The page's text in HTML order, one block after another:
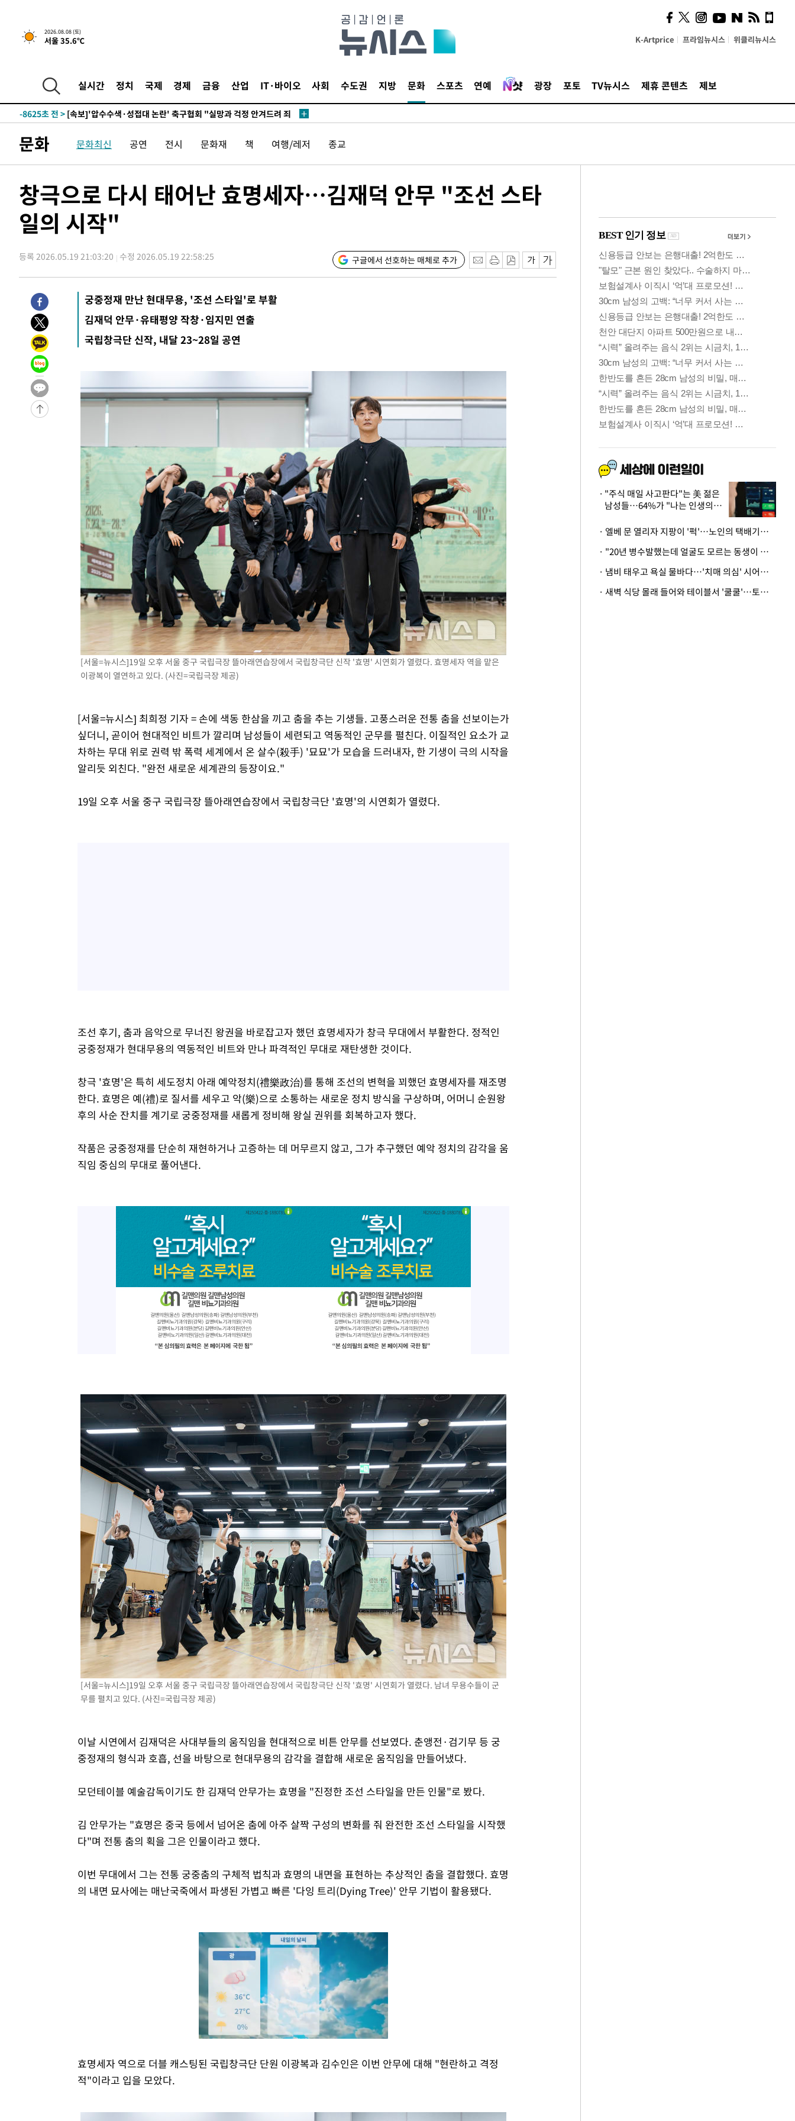
2026.08.08 (토)
서울 35.6℃ K-Artprice 프라임뉴시스 위클리뉴시스
실시간 정치 국제 경제 금융 산업 IT·바이오 사회 수도권 지방 문화 스포츠 연예 광장 포토 TV뉴시스 제휴 콘텐츠 제보
-19953초 전 >선재도서 해루질 나섰다 실종 60대, 닷새 만에 숨진 채 발견
-17487초 전 >남자 농구, 나고야 아시안게임서 '홈팀' 일본과 한일전
-13090초 전 >
극한폭염 한풀 꺾이지만…'낮 최고 35도' 무더위, 열대야 계속[다음
주 날씨]
-10108초 전 >
-8625초 전 > [속보]'압수수색·성접대 논란' 축구협회 "실망과 걱정 안겨드려 죄
2시간 전 >
[속보]뉴욕증시 상승 마감…S&P 0.6% 나스닥 1.3%↑
-32211초 전 >온열질환 사망자 3명 늘어…누적 환자 3000명 돌파
-22263초 전 >백운산서 80년근 천종산삼 9뿌리 발견…감정가 1.3억원
-19973초 전 >
선재도서 해루질 나섰다 실종 60대, 닷새 만에 숨진 채 발견
-17507초 전 >남자 농구, 나고야 아시안게임서 '홈팀' 일본과 한일전
-13110초 전 >극한폭염 한풀 꺾이지만…'낮 최고 35도' 무더위, 열대야 계속[다음
주 날씨]
-10128초 전 >축구협회 "압수수색·성접대 논란 사과…쇄신의 기회로 삼겠다"
-8645초 전 >
[속보]'압수수색·성접대 논란' 축구협회 "실망과 걱정 안겨드려 죄
45분 전 >
'최고 37도' 폭염 지속…강원동해안 최대 150㎜ 비
2시간 전 >
문화 문화최신 공연 전시 문화재 책 여행/레저 종교
창극으로 다시 태어난 효명세자…김재덕 안무 "조선 스타
일의 시작"
등록 2026.05.19 21:03:20 수정 2026.05.19 22:58:25 구글에서 선호하는 매체로 추가
궁중정재 만난 현대무용, '조선 스타일'로 부활
김재덕 안무·유태평양 작창·임지민 연출
국립창극단 신작, 내달 23~28일 공연
[서울=뉴시스]19일 오후 서울 중구 국립극장 뜰아래연습장에서 국립창극단 신작 '효명' 시연회가 열렸다. 효명세자 역을 맡은
이광복이 열연하고 있다. (사진=국립극장 제공)
[서울=뉴시스] 최희정 기자 = 손에 색동 한삼을 끼고 춤을 추는 기생들. 고풍스러운 전통 춤을 선보이는가
싶더니, 곧이어 현대적인 비트가 깔리며 남성들이 세련되고 역동적인 군무를 펼친다. 이질적인 요소가 교
차하는 무대 위로 권력 밖 폭력 세계에서 온 살수(殺手) '묘묘'가 모습을 드러내자, 한 기생이 극의 시작을
알리듯 외친다. "완전 새로운 세계관의 등장이요."
19일 오후 서울 중구 국립극장 뜰아래연습장에서 국립창극단 '효명'의 시연회가 열렸다.
조선 후기, 춤과 음악으로 무너진 왕권을 바로잡고자 했던 효명세자가 창극 무대에서 부활한다. 정적인
궁중정재가 현대무용의 역동적인 비트와 만나 파격적인 무대로 재탄생한 것이다.
창극 '효명'은 특히 세도정치 아래 예악정치(禮樂政治)를 통해 조선의 변혁을 꾀했던 효명세자를 재조명
한다. 효명은 예(禮)로 질서를 세우고 악(樂)으로 소통하는 새로운 정치 방식을 구상하며, 어머니 순원왕
후의 사순 잔치를 계기로 궁중정재를 새롭게 정비해 왕실 권위를 회복하고자 했다.
작품은 궁중정재를 단순히 재현하거나 고증하는 데 머무르지 않고, 그가 추구했던 예악 정치의 감각을 움
직임 중심의 무대로 풀어낸다.
[서울=뉴시스]19일 오후 서울 중구 국립극장 뜰아래연습장에서 국립창극단 신작 '효명' 시연회가 열렸다. 남녀 무용수들이 군
무를 펼치고 있다. (사진=국립극장 제공)
이날 시연에서 김재덕은 사대부들의 움직임을 현대적으로 비튼 안무를 선보였다. 춘앵전·검기무 등 궁
중정재의 형식과 호흡, 선을 바탕으로 현대무용의 감각을 결합해 새로운 움직임을 만들어냈다.
모던테이블 예술감독이기도 한 김재덕 안무가는 효명을 "진정한 조선 스타일을 만든 인물"로 봤다.
김 안무가는 "효명은 중국 등에서 넘어온 춤에 아주 살짝 구성의 변화를 줘 완전한 조선 스타일을 시작했
다"며 전통 춤의 획을 그은 인물이라고 했다.
이번 무대에서 그는 전통 궁중춤의 구체적 법칙과 효명의 내면을 표현하는 추상적인 춤을 결합했다. 효명
의 내면 묘사에는 매난국죽에서 파생된 가볍고 빠른 '다잉 트리(Dying Tree)' 안무 기법이 활용됐다.
효명세자 역으로 더블 캐스팅된 국립창극단 단원 이광복과 김수인은 이번 안무에 대해 "현란하고 격정
적"이라고 입을 모았다.
사이 해답 찾았죠"…알을
깨고 나온 '초자아'
"주식 매일 사고판다"는 美 젊은
남성들…64%가 "나는 인생의
· 엘베 문 열리자 지팡이 '퍽'…노인의 택배기사 폭행 이유
· "20년 병수발했는데 얼굴도 모르는 동생이 유산 절반을"…배다른 형제 상속권 있을까
· 냄비 태우고 욕실 물바다…'치매 의심' 시어머니 검사 권유했다가 '날벼락'
· 새벽 식당 몰래 들어와 테이블서 '쿨쿨'…토사물 남기고 사라진 남성